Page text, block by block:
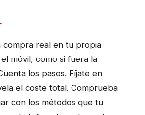
compra real en tu propia
móvil, como si fuera la
los pasos. Fíjate en
el coste total. Comprueba
con los métodos que tu